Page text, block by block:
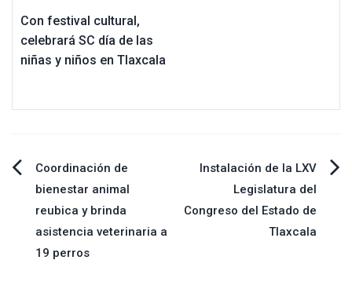
Con festival cultural,
celebrará SC día de las
niñas y niños en Tlaxcala
Navegación
de
entradas
Coordinación de
bienestar animal
reubica y brinda
asistencia veterinaria a
19 perros
Instalación de la LXV
Legislatura del
Congreso del Estado de
Tlaxcala